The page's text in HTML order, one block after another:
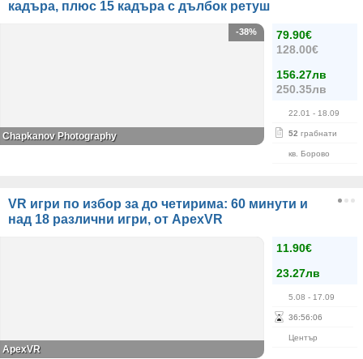
кадъра, плюс 15 кадъра с дълбок ретуш
79.90€
128.00€
156.27лв
250.35лв
22.01 - 18.09
52 грабнати
кв. Борово
-38%
Chapkanov Photography
VR игри по избор за до четирима: 60 минути и
над 18 различни игри, от ApexVR
11.90€
23.27лв
5.08 - 17.09
36:56:06
Център
ApexVR